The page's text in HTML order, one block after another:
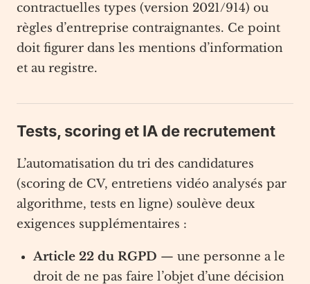
contractuelles types (version 2021/914) ou
règles d’entreprise contraignantes. Ce point
doit figurer dans les mentions d’information
et au registre.
Tests, scoring et IA de recrutement
L’automatisation du tri des candidatures
(scoring de CV, entretiens vidéo analysés par
algorithme, tests en ligne) soulève deux
exigences supplémentaires :
Article 22 du RGPD — une personne a le
droit de ne pas faire l’objet d’une décision